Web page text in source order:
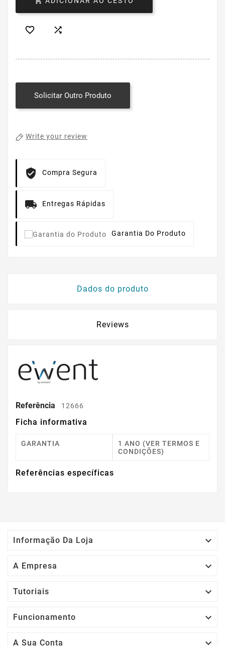
 
Solicitar Outro Produto
Write your review
Compra Segura
Entregas Rápidas
Garantia Do Produto
Dados do produto
Reviews
Referência 12666
Ficha informativa
GARANTIA
1 ANO (VER TERMOS E
CONDIÇÕES)
Referências específicas
Informação Da Loja 
A Empresa 
Tutoriais 
Funcionamento 
A Sua Conta